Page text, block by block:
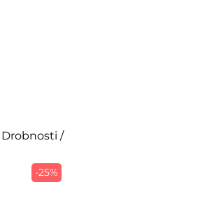
Drobnosti /
-25%